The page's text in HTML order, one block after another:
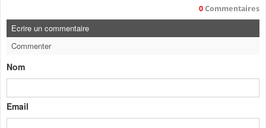
0 Commentaires
Ecrire un commentaire
Commenter
Nom
Email